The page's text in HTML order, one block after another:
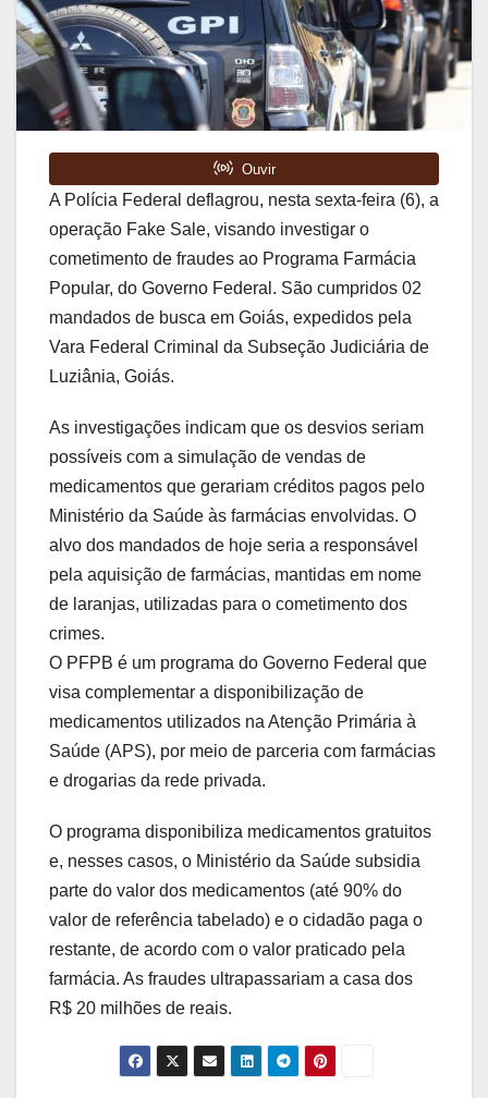
A Polícia Federal deflagrou, nesta sexta-feira (6), a
operação Fake Sale, visando investigar o
cometimento de fraudes ao Programa Farmácia
Popular, do Governo Federal. São cumpridos 02
mandados de busca em Goiás, expedidos pela
Vara Federal Criminal da Subseção Judiciária de
Luziânia, Goiás.
As investigações indicam que os desvios seriam
possíveis com a simulação de vendas de
medicamentos que gerariam créditos pagos pelo
Ministério da Saúde às farmácias envolvidas. O
alvo dos mandados de hoje seria a responsável
pela aquisição de farmácias, mantidas em nome
de laranjas, utilizadas para o cometimento dos
crimes.
O PFPB é um programa do Governo Federal que
visa complementar a disponibilização de
medicamentos utilizados na Atenção Primária à
Saúde (APS), por meio de parceria com farmácias
e drogarias da rede privada.
O programa disponibiliza medicamentos gratuitos
e, nesses casos, o Ministério da Saúde subsidia
parte do valor dos medicamentos (até 90% do
valor de referência tabelado) e o cidadão paga o
restante, de acordo com o valor praticado pela
farmácia. As fraudes ultrapassariam a casa dos
R$ 20 milhões de reais.